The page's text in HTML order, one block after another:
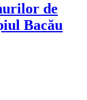
de
Bacău